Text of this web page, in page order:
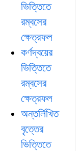
ভিত্তিতে
রম্বসের
ক্ষেত্রফল
কর্ণদ্বয়ের
ভিত্তিতে
রম্বসের
ক্ষেত্রফল
অন্তর্লিখিত
বৃত্তের
ভিত্তিতে